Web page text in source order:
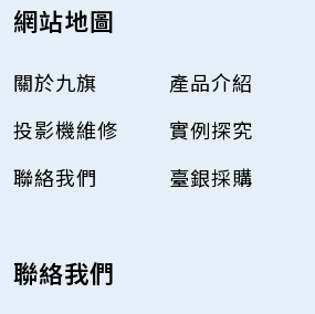
網站地圖
關於九旗 產品介紹
投影機維修
實例探究
聯絡我們
臺銀採購
聯絡我們